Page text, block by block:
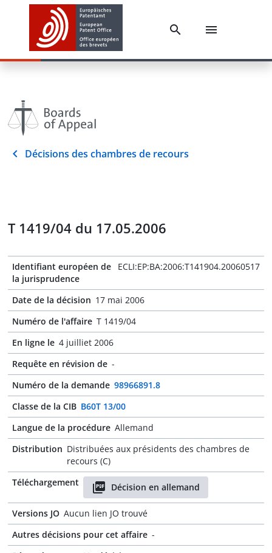
Décisions des chambres de recours
T 1419/04 du 17.05.2006
Identifiant européen de
la jurisprudence
ECLI:EP:BA:2006:T141904.20060517
Date de la décision 17 mai 2006
Numéro de l'affaire T 1419/04
En ligne le 4 juilliet 2006
Requête en révision de -
Numéro de la demande 98966891.8
Classe de la CIB B60T 13/00
Langue de la procédure Allemand
Distribution Distribuées aux présidents des chambres de
recours (C)
Téléchargement
Décision en allemand
Versions JO Aucun lien JO trouvé
Autres décisions pour cet affaire -